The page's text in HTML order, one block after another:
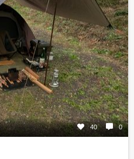
40 0